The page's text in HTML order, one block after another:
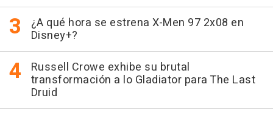
¿A qué hora se estrena X-Men 97 2x08 en
Disney+?
Russell Crowe exhibe su brutal
transformación a lo Gladiator para The Last
Druid